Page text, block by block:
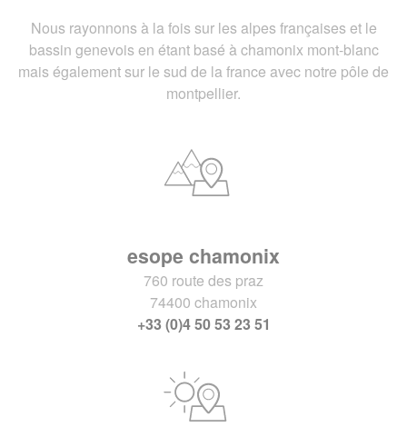
Nous rayonnons à la fois sur les alpes françaises et le
bassin genevois en étant basé à chamonix mont-blanc
mais également sur le sud de la france avec notre pôle de
montpellier.
esope chamonix
760 route des praz
74400 chamonix
+33 (0)4 50 53 23 51